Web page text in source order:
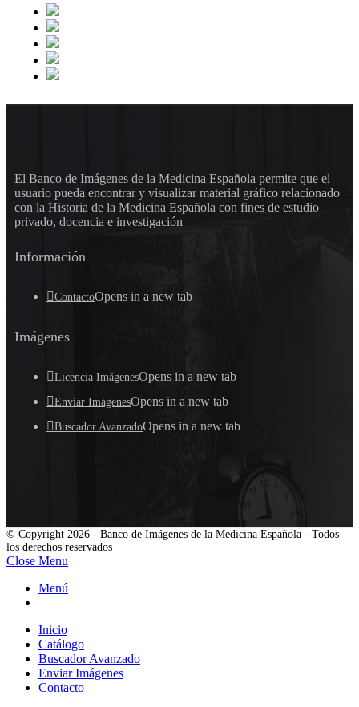
El Banco de Imágenes de la Medicina Española permite que el
usuario pueda encontrar y visualizar material gráfico relacionado
con la Historia de la Medicina Española con fines de estudio
privado, docencia e investigación
Información
ContactoOpens in a new tab
Imágenes
Licencia ImágenesOpens in a new tab
Enviar ImágenesOpens in a new tab
Buscador AvanzadoOpens in a new tab
© Copyright 2026 - Banco de Imágenes de la Medicina Española - Todos
los derechos reservados
Close Menu
Menú
Inicio
Catálogo
Buscador Avanzado
Enviar Imágenes
Contacto